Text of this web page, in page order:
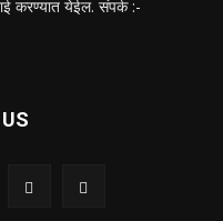
करण्यात येईल. संपर्क :-